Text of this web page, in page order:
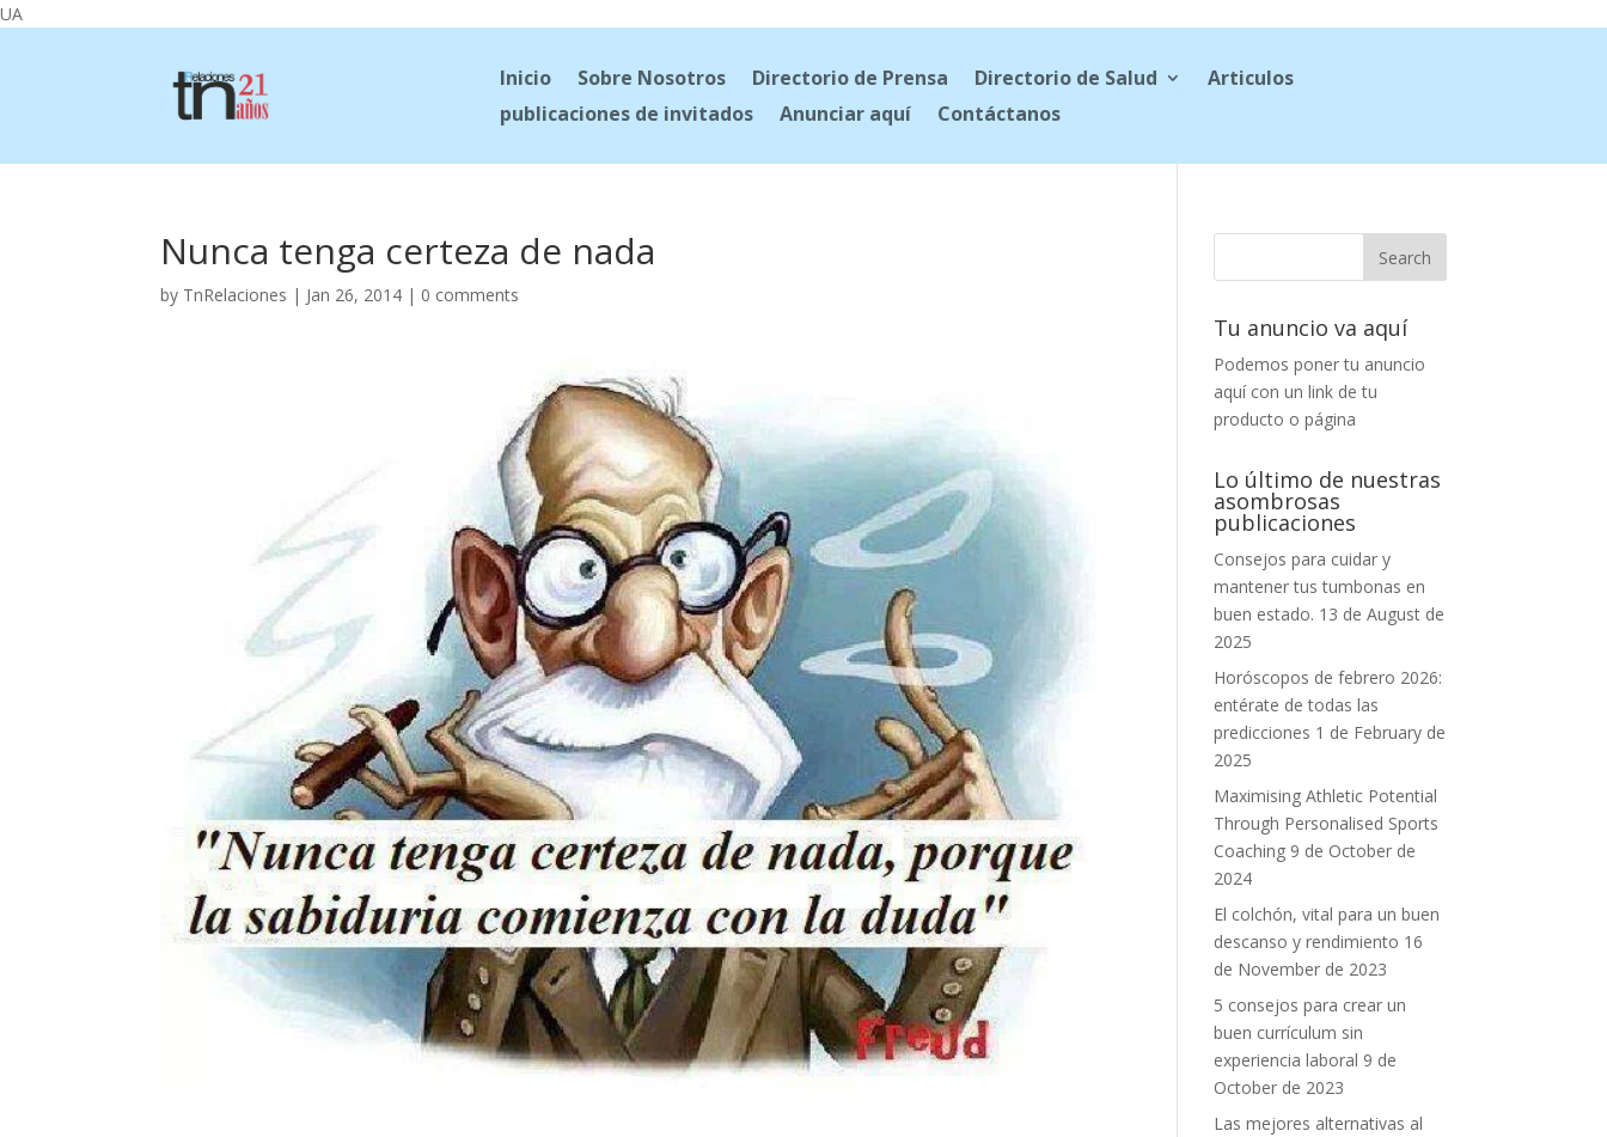
UA
Inicio Sobre Nosotros Directorio de Prensa Directorio de Salud
Articulos
publicaciones de invitados
Anunciar aquí Contáctanos
Nunca tenga certeza de nada
by TnRelaciones | Jan 26, 2014 | 0 comments
Tu anuncio va aquí
Podemos poner tu anuncio
aquí con un link de tu
producto o página
Lo último de nuestras
asombrosas
publicaciones
Consejos para cuidar y
mantener tus tumbonas en
buen estado. 13 de August de
2025
Horóscopos de febrero 2026:
entérate de todas las
predicciones 1 de February de
2025
Maximising Athletic Potential
Through Personalised Sports
Coaching 9 de October de
2024
El colchón, vital para un buen
descanso y rendimiento 16
de November de 2023
5 consejos para crear un
buen currículum sin
experiencia laboral 9 de
October de 2023
Las mejores alternativas al